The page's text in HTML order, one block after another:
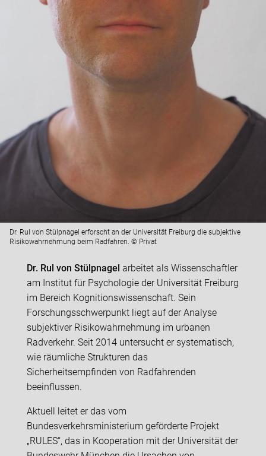
Dr. Rul von Stülpnagel erforscht an der Universität Freiburg die subjektive
Risikowahrnehmung beim Radfahren. © Privat
Dr. Rul von Stülpnagel arbeitet als Wissenschaftler
am Institut für Psychologie der Universität Freiburg
im Bereich Kognitionswissenschaft. Sein
Forschungsschwerpunkt liegt auf der Analyse
subjektiver Risikowahrnehmung im urbanen
Radverkehr. Seit 2014 untersucht er systematisch,
wie räumliche Strukturen das
Sicherheitsempfinden von Radfahrenden
beeinflussen.
Aktuell leitet er das vom
Bundesverkehrsministerium geförderte Projekt
„RULES“, das in Kooperation mit der Universität der